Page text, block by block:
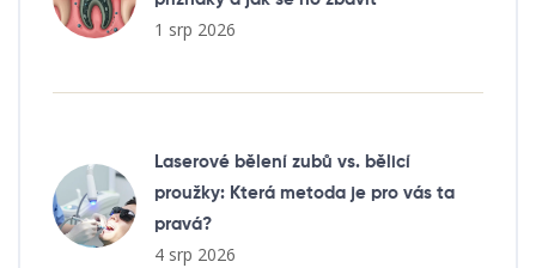
1 srp 2026
Laserové bělení zubů vs. bělicí
proužky: Která metoda je pro vás ta
pravá?
4 srp 2026